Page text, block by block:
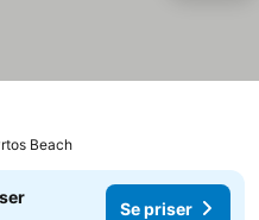
Beach
Se priser